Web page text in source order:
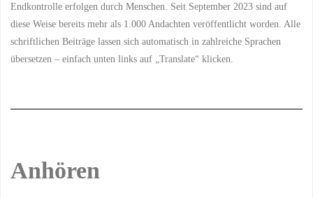
Endkontrolle erfolgen durch Menschen. Seit September 2023 sind auf
diese Weise bereits mehr als 1.000 Andachten veröffentlicht worden. Alle
schriftlichen Beiträge lassen sich automatisch in zahlreiche Sprachen
übersetzen – einfach unten links auf „Translate“ klicken.
Anhören